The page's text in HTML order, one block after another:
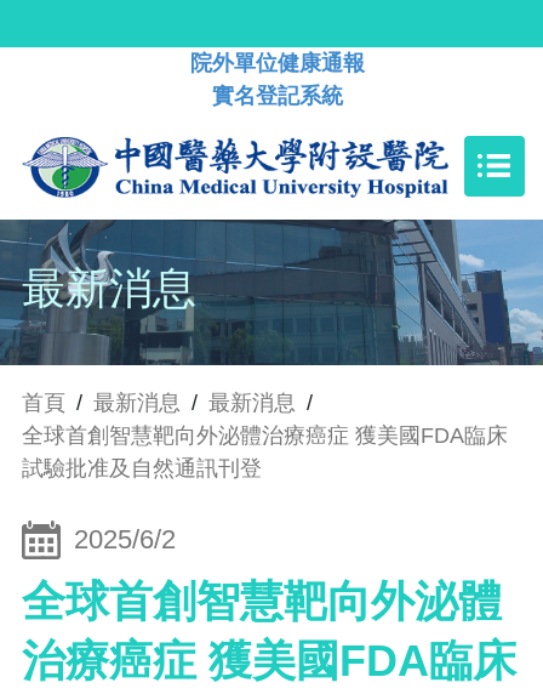
院外單位健康通報
實名登記系統
最新消息
首頁 / 最新消息 / 最新消息 /
全球首創智慧靶向外泌體治療癌症 獲美國FDA臨床
試驗批准及自然通訊刊登
2025/6/2
全球首創智慧靶向外泌體
治療癌症 獲美國FDA臨床